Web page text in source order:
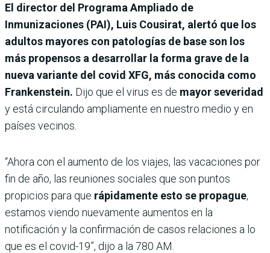
El director del Programa Ampliado de
Inmunizaciones (PAI), Luis Cousirat, alertó que los
adultos mayores con patologías de base son los
más propensos a desarrollar la forma grave de la
nueva variante del covid XFG, más conocida como
Frankenstein. Dijo que el virus es de mayor severidad
y está circulando ampliamente en nuestro medio y en
países vecinos.
“Ahora con el aumento de los viajes, las vacaciones por
fin de año, las reuniones sociales que son puntos
propicios para que rápidamente esto se propague,
estamos viendo nuevamente aumentos en la
notificación y la confirmación de casos relaciones a lo
que es el covid-19”, dijo a la 780 AM.